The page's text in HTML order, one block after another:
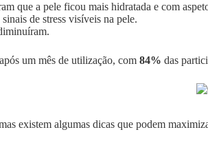
que a pele ficou mais hidratada e com
de stress visíveis na pele.
um mês de utilização, com 84% das
existem algumas dicas que podem